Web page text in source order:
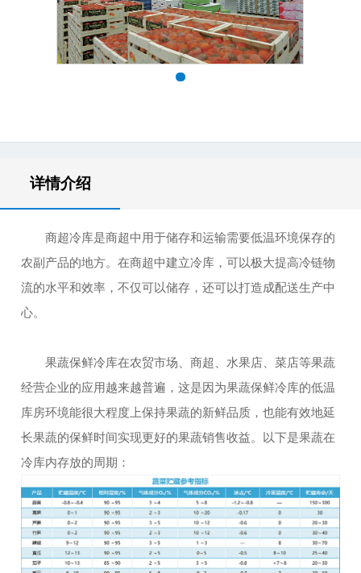
详情介绍
商超冷库是商超中用于储存和运输需要低温环境保存的
农副产品的地方。在商超中建立冷库，可以极大提高冷链物
流的水平和效率，不仅可以储存，还可以打造成配送生产中
心。
果蔬保鲜冷库在农贸市场、商超、水果店、菜店等果蔬
经营企业的应用越来越普遍，这是因为果蔬保鲜冷库的低温
库房环境能很大程度上保持果蔬的新鲜品质，也能有效地延
长果蔬的保鲜时间实现更好的果蔬销售收益。以下是果蔬在
冷库内存放的周期：